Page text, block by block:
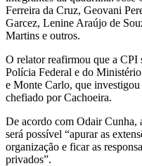
Ferreira da Cruz, Geovani
Garcez, Lenine Araújo de
Martins e outros.
O relator reafirmou que a CPI
Polícia Federal e do
e Monte Carlo, que
chefiado por Cachoeira.
De acordo com Odair Cunha,
será possível “apurar as
organização e ficar as
privados”.